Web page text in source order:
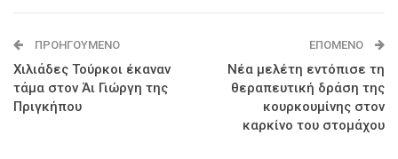
ΠΡΟΗΓΟΎΜΕΝΟ
Χιλιάδες Τούρκοι έκαναν
τάμα στον Άι Γιώργη της
Πριγκήπου
ΕΠΌΜΕΝΟ
Νέα μελέτη εντόπισε τη
θεραπευτική δράση της
κουρκουμίνης στον
καρκίνο του στομάχου